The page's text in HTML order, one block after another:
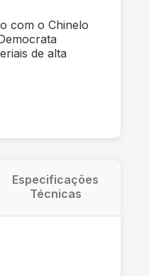
com o Chinelo
de alta
Especificações
Técnicas